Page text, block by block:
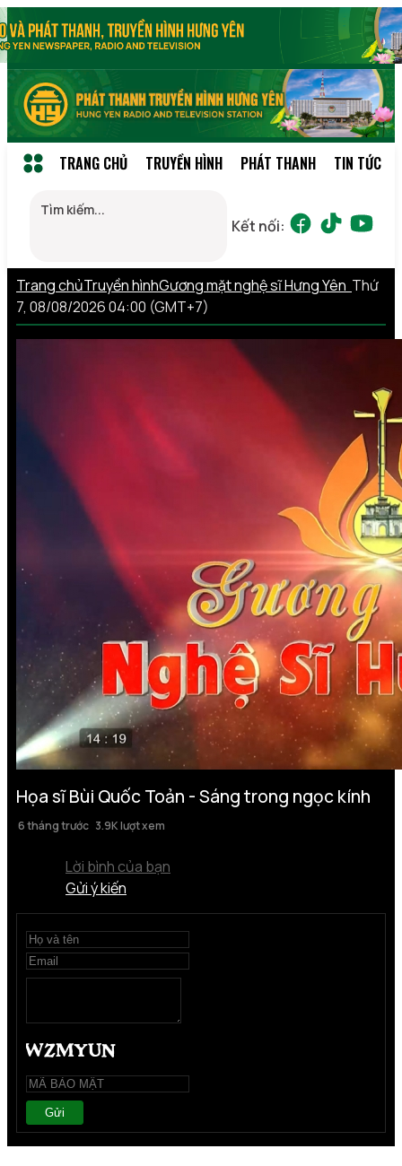
TRANG CHỦ TRUYỀN HÌNH PHÁT THANH TIN TỨC
Kết nối:
Trang chủTruyền hìnhGương mặt nghệ sĩ Hưng Yên Thứ
7, 08/08/2026 04:00 (GMT+7)
Họa sĩ Bùi Quốc Toản - Sáng trong ngọc kính
6 tháng trước 3.9K lượt xem
Lời bình của bạn
Gửi ý kiến
Gửi